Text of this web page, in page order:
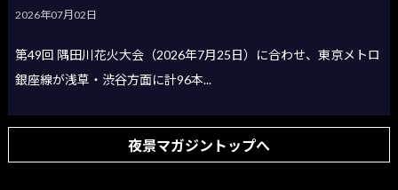
2026年07月02日
第49回 隅田川花火大会（2026年7月25日）に合わせ、東京メトロ
銀座線が浅草・渋谷方面に計96本...
夜景マガジントップへ